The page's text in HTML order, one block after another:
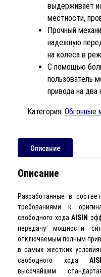
выдерживает
местности,
Прочный
надежную
на колеса в
С помощью
пользователь
привода на два
Категория: Обгонные
Описание
Описание
Разработанные в
требованиями к
свободного ходаAISIN
передачу мощности
отключаемым полным
в самых жестких
свободного хода
высочайшим